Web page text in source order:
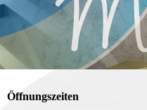
Öffnungszeiten